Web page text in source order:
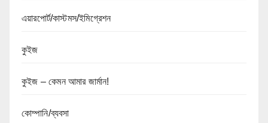
এয়ারপোর্ট/কাস্টমস/ইমিগ্রেশন
কুইজ
কুইজ – কেমন আমার জার্মান!
কোম্পানি/ব্যবসা